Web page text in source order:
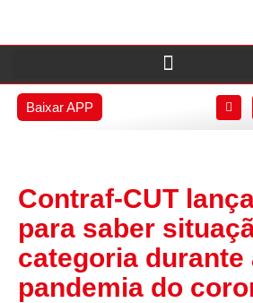
Baixar APP
Contraf-CUT
para saber
categoria durante
pandemia do